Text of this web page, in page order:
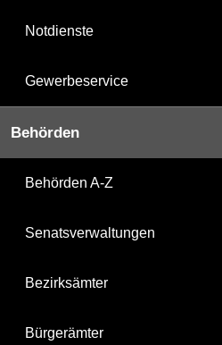
Notdienste
Gewerbeservice
Behörden
Behörden A-Z
Senatsverwaltungen
Bezirksämter
Bürgerämter